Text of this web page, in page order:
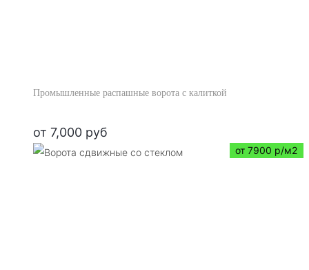
Промышленные распашные ворота с калиткой
от 7,000 руб
от 7900 р/м2